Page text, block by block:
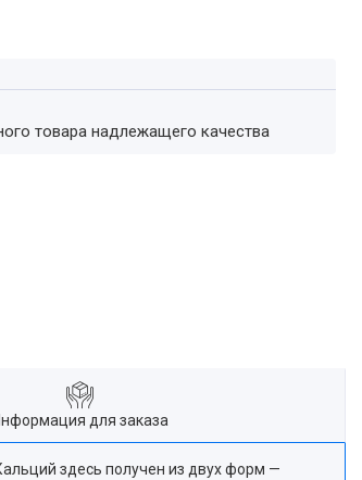
товара надлежащего качества
для заказа
здесь получен из двух форм —